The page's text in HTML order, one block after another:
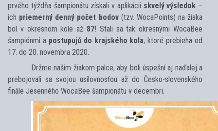
prvého týždňa šampionátu získali v aplikácii skvelý výsledok –
ich priemerný denný počet bodov(tzv. WocaPoints) na žiaka
bol v okresnom kole až 87! Stali sa tak okresnými WocaBee
šampiónmi a postupujú do krajského kola, ktoré prebieha od
17. do 20. novembra 2020.
Držme našim žiakom palce, aby boli úspešní aj naďalej a
prebojovali sa svojou usilovnosťou až do Česko-slovenského
finále Jesenného WocaBee šampionátu v decembri.